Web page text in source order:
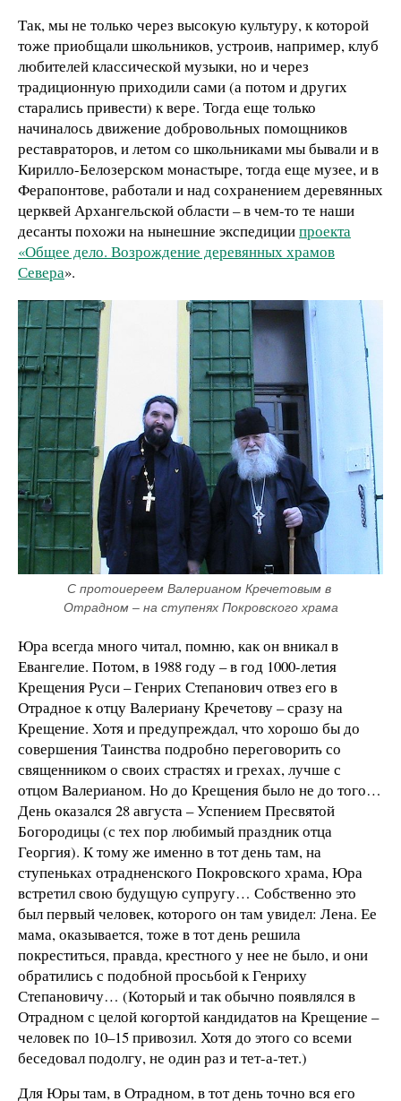
Так, мы не только через высокую культуру, к которой
тоже приобщали школьников, устроив, например, клуб
любителей классической музыки, но и через
традиционную приходили сами (а потом и других
старались привести) к вере. Тогда еще только
начиналось движение добровольных помощников
реставраторов, и летом со школьниками мы бывали и в
Кирилло-Белозерском монастыре, тогда еще музее, и в
Ферапонтове, работали и над сохранением деревянных
церквей Архангельской области – в чем-то те наши
десанты похожи на нынешние экспедициипроекта
«Общее дело. Возрождение деревянных храмов
Севера».
С протоиереем Валерианом Кречетовым в
Отрадном – на ступенях Покровского храма
Юра всегда много читал, помню, как он вникал в
Евангелие. Потом, в 1988 году – в год 1000-летия
Крещения Руси – Генрих Степанович отвез его в
Отрадное к отцу Валериану Кречетову – сразу на
Крещение. Хотя и предупреждал, что хорошо бы до
совершения Таинства подробно переговорить со
священником о своих страстях и грехах, лучше с
отцом Валерианом. Но до Крещения было не до того…
День оказался 28 августа – Успением Пресвятой
Богородицы (с тех пор любимый праздник отца
Георгия). К тому же именно в тот день там, на
ступеньках отрадненского Покровского храма, Юра
встретил свою будущую супругу… Собственно это
был первый человек, которого он там увидел: Лена. Ее
мама, оказывается, тоже в тот день решила
покреститься, правда, крестного у нее не было, и они
обратились с подобной просьбой к Генриху
Степановичу… (Который и так обычно появлялся в
Отрадном с целой когортой кандидатов на Крещение –
человек по 10–15 привозил. Хотя до этого со всеми
беседовал подолгу, не один раз и тет-а-тет.)
Для Юры там, в Отрадном, в тот день точно вся его